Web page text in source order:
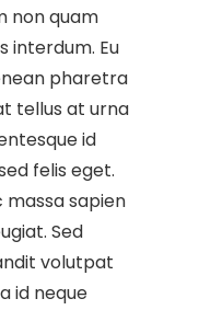
non quam
interdum. Eu
pharetra
tellus at urna
id
felis eget.
sapien
Sed
volutpat
id neque